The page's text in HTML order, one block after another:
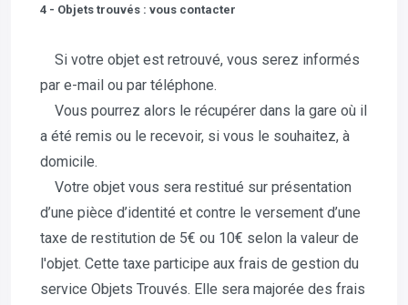
4 - Objets trouvés : vous contacter
Si votre objet est retrouvé, vous serez informés
par e-mail ou par téléphone.
Vous pourrez alors le récupérer dans la gare où il
a été remis ou le recevoir, si vous le souhaitez, à
domicile.
Votre objet vous sera restitué sur présentation
d’une pièce d’identité et contre le versement d’une
taxe de restitution de 5€ ou 10€ selon la valeur de
l'objet. Cette taxe participe aux frais de gestion du
service Objets Trouvés. Elle sera majorée des frais